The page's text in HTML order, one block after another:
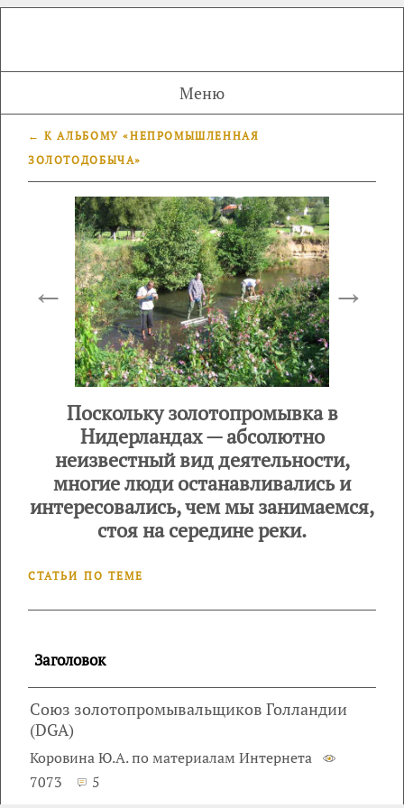
Меню
← К АЛЬБОМУ «НЕПРОМЫШЛЕННАЯ
ЗОЛОТОДОБЫЧА»
← →
Поскольку золотопромывка в
Нидерландах — абсолютно
неизвестный вид деятельности,
многие люди останавливались и
интересовались, чем мы занимаемся,
стоя на середине реки.
СТАТЬИ ПО ТЕМЕ
Заголовок
Союз золотопромывальщиков Голландии
(DGA)
Коровина Ю.А. по материалам Интернета
7073
5